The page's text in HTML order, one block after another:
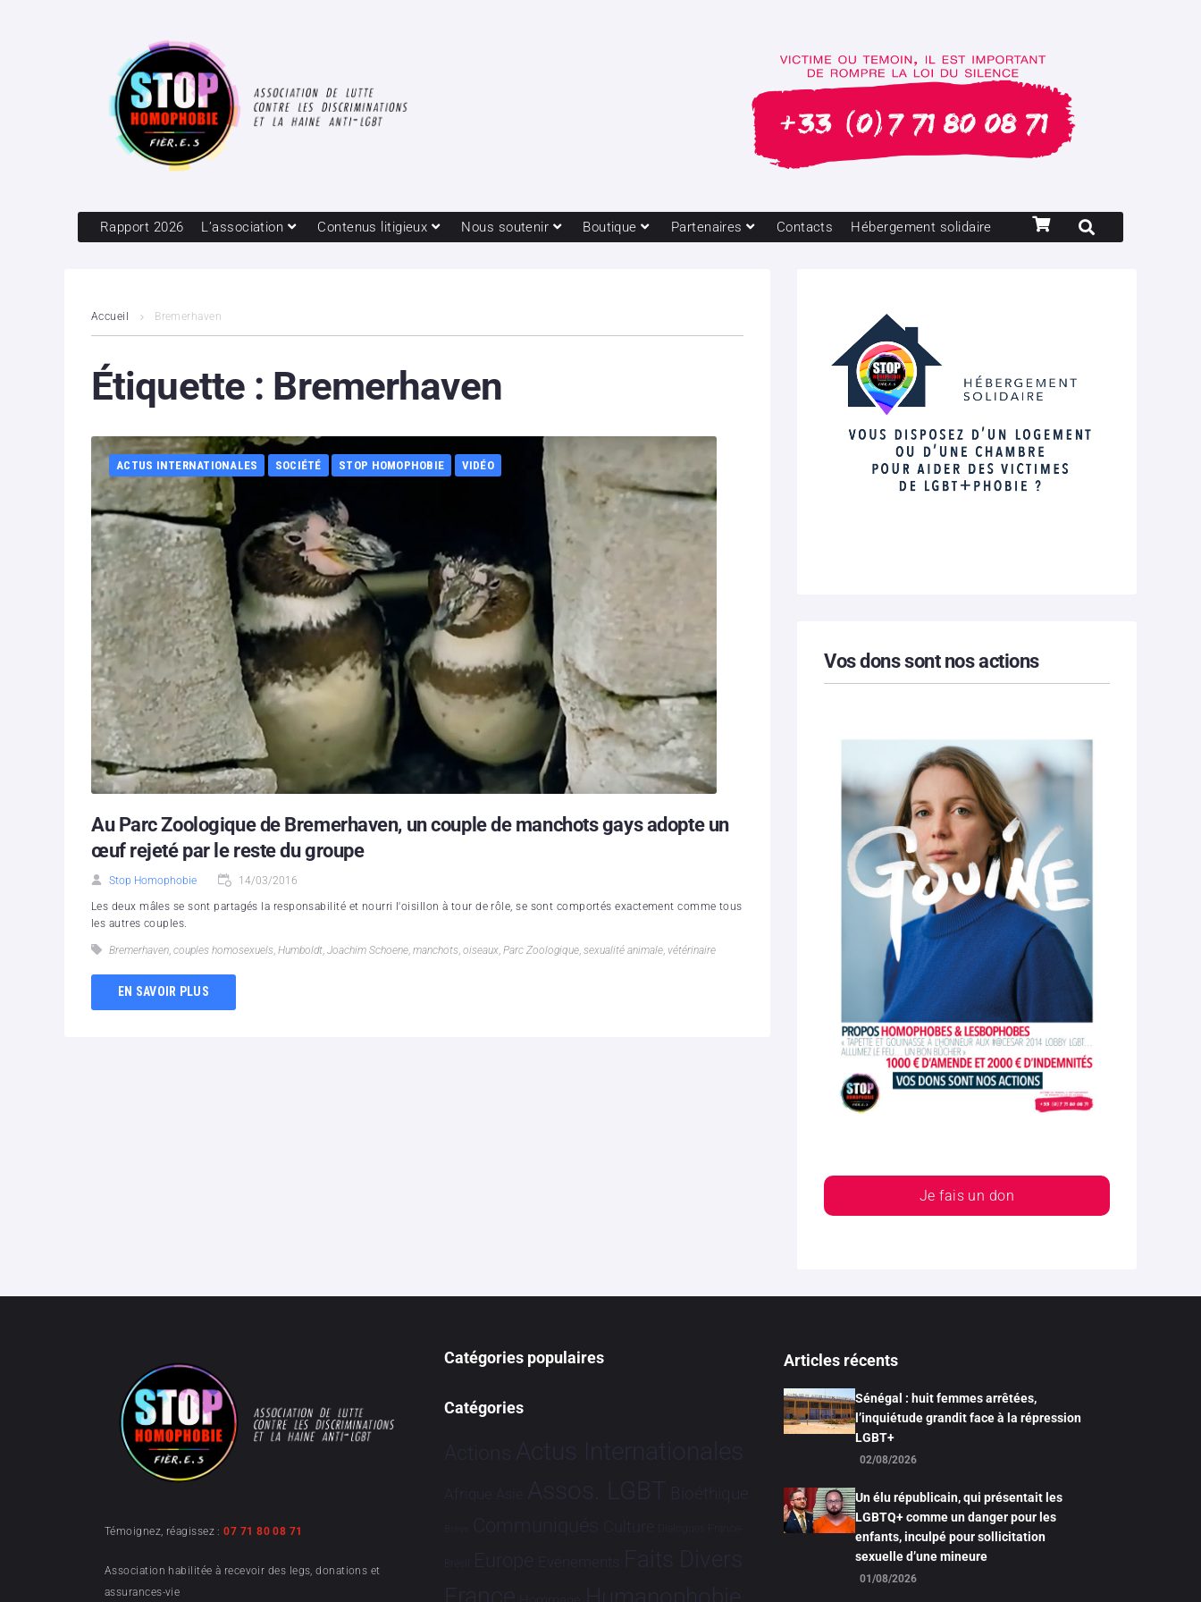
Rapport 2026 L’association Contenus litigieux Nous soutenir Boutique Partenaires Contacts Hébergement solidaire
Accueil Bremerhaven
Étiquette : Bremerhaven
ACTUS INTERNATIONALES SOCIÉTÉ STOP HOMOPHOBIE VIDÉO
Au Parc Zoologique de Bremerhaven, un couple de manchots gays adopte un
œuf rejeté par le reste du groupe
Stop Homophobie 14/03/2016
Les deux mâles se sont partagés la responsabilité et nourri l'oisillon à tour de rôle, se sont comportés exactement comme tous
les autres couples.
Bremerhaven, couples homosexuels, Humboldt, Joachim Schoene, manchots, oiseaux, Parc Zoologique, sexualité animale, vétérinaire
EN SAVOIR PLUS
Vos dons sont nos actions
Je fais un don
Témoignez, réagissez :07 71 80 08 71
Association habilitée à recevoir des legs, donations et
assurances-vie
Catégories populaires
Catégories
Actions Actus Internationales
Afrique Asie Assos. LGBT Bioéthique
Brève Communiqués Culture Dialogues France-
Brésil Europe Evénements Faits Divers
Humanophobie
Articles récents
Sénégal : huit femmes arrêtées,
l’inquiétude grandit face à la répression
LGBT+
02/08/2026
Un élu républicain, qui présentait les
LGBTQ+ comme un danger pour les
enfants, inculpé pour sollicitation
sexuelle d’une mineure
01/08/2026